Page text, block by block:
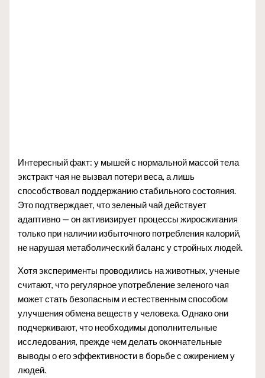
Интересный факт: у мышей с нормальной массой тела
экстракт чая не вызвал потери веса, а лишь
способствовал поддержанию стабильного состояния.
Это подтверждает, что зеленый чай действует
адаптивно — он активизирует процессы жиросжигания
только при наличии избыточного потребления калорий,
не нарушая метаболический баланс у стройных людей.
Хотя эксперименты проводились на животных, ученые
считают, что регулярное употребление зеленого чая
может стать безопасным и естественным способом
улучшения обмена веществ у человека. Однако они
подчеркивают, что необходимы дополнительные
исследования, прежде чем делать окончательные
выводы о его эффективности в борьбе с ожирением у
людей.